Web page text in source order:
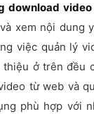
download video
xem nội dung
việc quản lý
ở trên đều
từ web và
phù hợp với